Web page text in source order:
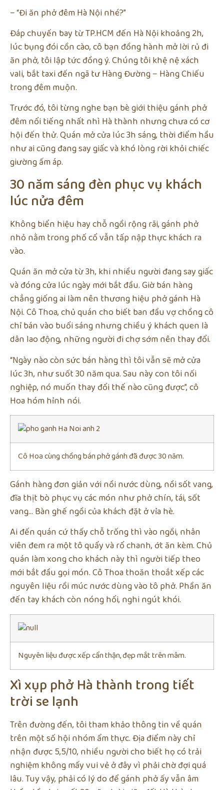
– “Đi ăn phở đêm Hà Nội nhé?”
Đáp chuyến bay từ TP.HCM đến Hà Nội khoảng 2h,
lúc bụng đói cồn cào, cô bạn đồng hành mở lời rủ đi
ăn phở, tôi lập tức đồng ý. Chúng tôi khệ nệ xách
vali, bắt taxi đến ngã tư Hàng Đường – Hàng Chiếu
trong đêm muộn.
Trước đó, tôi từng nghe bạn bè giới thiệu gánh phở
đêm nổi tiếng nhất nhì Hà thành nhưng chưa có cơ
hội đến thử. Quán mở cửa lúc 3h sáng, thời điểm hầu
như ai cũng đang say giấc và khó lòng rời khỏi chiếc
giường ấm áp.
30 năm sáng đèn phục vụ khách
lúc nửa đêm
Không biển hiệu hay chỗ ngồi rộng rãi, gánh phở
nhỏ nằm trong phố cổ vẫn tấp nập thực khách ra
vào.
Quán ăn mở cửa từ 3h, khi nhiều người đang say giấc
và đóng cửa lúc ngày mới bắt đầu. Giờ bán hàng
chẳng giống ai làm nên thương hiệu phở gánh Hà
Nội. Cô Thoa, chủ quán cho biết ban đầu vợ chồng cô
chỉ bán vào buổi sáng nhưng chiều ý khách quen là
dân lao động, những người đi chợ sớm nên thay đổi.
“Ngày nào còn sức bán hàng thì tôi vẫn sẽ mở cửa
lúc 3h, như suốt 30 năm qua. Sau này con tôi nối
nghiệp, nó muốn thay đổi thế nào cũng được”, cô
Hoa hóm hỉnh nói.
Cô Hoa cùng chồng bán phở gánh đã được 30 năm.
Gánh hàng đơn giản với nồi nước dùng, nồi sốt vang,
đĩa thịt bò phục vụ các món như phở chín, tái, sốt
vang… Bàn ghế ngồi của khách đặt ở vỉa hè.
Ai đến quán cứ thấy chỗ trống thì vào ngồi, nhân
viên đem ra một tô quẩy và rổ chanh, ớt ăn kèm. Chủ
quán làm xong cho khách này thì người tiếp theo
mới bắt đầu gọi món. Cô Thoa thoăn thoắt xếp các
nguyên liệu rồi múc nước dùng vào tô phở. Phần ăn
đến tay khách còn nóng hổi, nghi ngút khói.
Nguyên liệu được xếp cẩn thận, đẹp mắt trên mâm.
Xì xụp phở Hà thành trong tiết
trời se lạnh
Trên đường đến, tôi tham khảo thông tin về quán
trên một số hội nhóm ẩm thực. Địa điểm này chỉ
nhận được 5,5/10, nhiều người cho biết họ có trải
nghiệm không mấy vui vẻ ở đây vì phải chờ đợi quá
lâu. Tuy vậy, phải có lý do để gánh phở ấy vẫn âm